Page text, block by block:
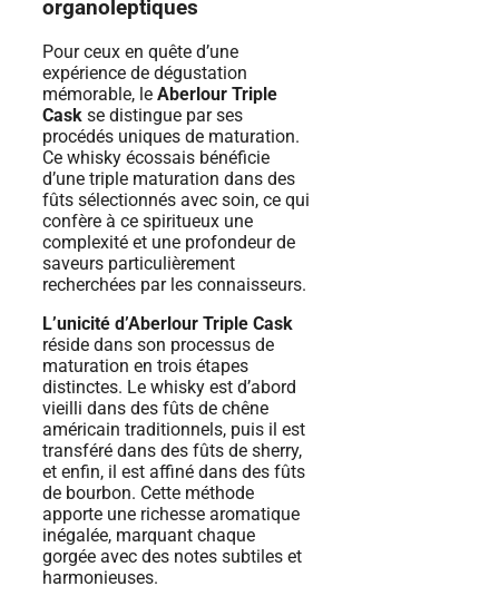
organoleptiques
Pour ceux en quête d’une
expérience de dégustation
mémorable, le Aberlour Triple
Cask se distingue par ses
procédés uniques de maturation.
Ce whisky écossais bénéficie
d’une triple maturation dans des
fûts sélectionnés avec soin, ce qui
confère à ce spiritueux une
complexité et une profondeur de
saveurs particulièrement
recherchées par les connaisseurs.
L’unicité d’Aberlour Triple Cask
réside dans son processus de
maturation en trois étapes
distinctes. Le whisky est d’abord
vieilli dans des fûts de chêne
américain traditionnels, puis il est
transféré dans des fûts de sherry,
et enfin, il est affiné dans des fûts
de bourbon. Cette méthode
apporte une richesse aromatique
inégalée, marquant chaque
gorgée avec des notes subtiles et
harmonieuses.